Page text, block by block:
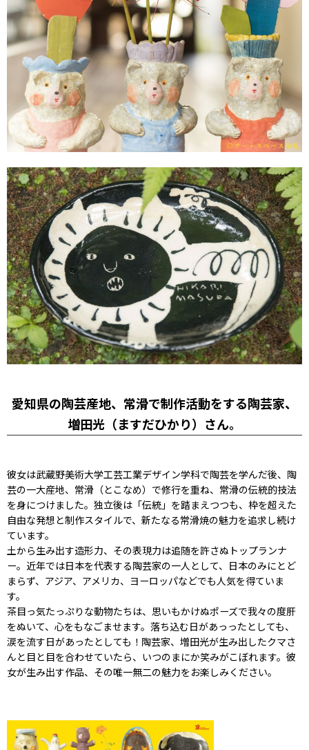
愛知県の陶芸産地、常滑で制作活動をする陶芸家、
増田光（ますだひかり）さん。
彼女は武蔵野美術大学工芸工業デザイン学科で陶芸を学んだ後、陶
芸の一大産地、常滑（とこなめ）で修行を重ね、常滑の伝統的技法
を身につけました。独立後は「伝統」を踏まえつつも、枠を超えた
自由な発想と制作スタイルで、新たなる常滑焼の魅力を追求し続け
ています。
土から生み出す造形力、その表現力は追随を許さぬトップランナ
ー。近年では日本を代表する陶芸家の一人として、日本のみにとど
まらず、アジア、アメリカ、ヨーロッパなどでも人気を得ていま
す。
茶目っ気たっぷりな動物たちは、思いもかけぬポーズで我々の度肝
をぬいて、心をもなごませます。落ち込む日があっったとしても、
涙を流す日があったとしても！陶芸家、増田光が生み出したクマさ
んと目と目を合わせていたら、いつのまにか笑みがこぼれます。彼
女が生み出す作品、その唯一無二の魅力をお楽しみください。